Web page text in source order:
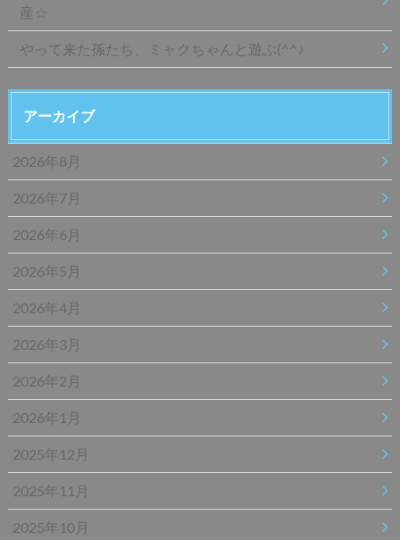
産☆
やって来た孫たち、ミャクちゃんと遊ぶ(^^♪
アーカイブ
2026年8月
2026年7月
2026年6月
2026年5月
2026年4月
2026年3月
2026年2月
2026年1月
2025年12月
2025年11月
2025年10月